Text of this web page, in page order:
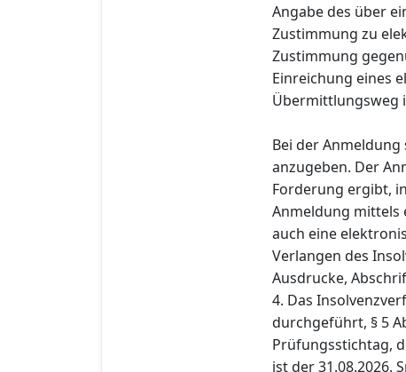
Angabe des über
Zustimmung zu
Zustimmung
Einreichung eines
Übermittlungsweg
Bei der
anzugeben. Der
Forderung ergibt,
Anmeldung mittels
auch eine
Verlangen des
Ausdrucke,
4. Das
durchgeführt, § 5
Prüfungsstichtag,
ist der 31.08.2026.